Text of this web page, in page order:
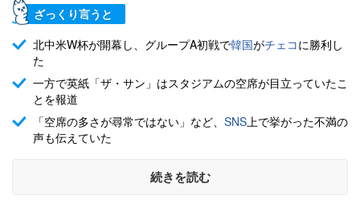
ざっくり言うと
北中米W杯が開幕し、グループA初戦で韓国がチェコに勝利し
た
一方で英紙「ザ・サン」はスタジアムの空席が目立っていたこ
とを報道
「空席の多さが尋常ではない」など、 SNS 上で挙がった不満の
声も伝えていた
続きを読む